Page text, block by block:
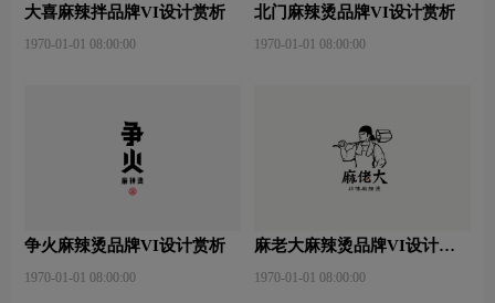
大喜麻辣拌品牌VI设计赏析
1970-01-01 08:00:00
北门麻辣烫品牌VI设计赏析
1970-01-01 08:00:00
争火麻辣烫品牌VI设计赏析
1970-01-01 08:00:00
麻老大麻辣烫品牌VI设计赏
1970-01-01 08:00:00